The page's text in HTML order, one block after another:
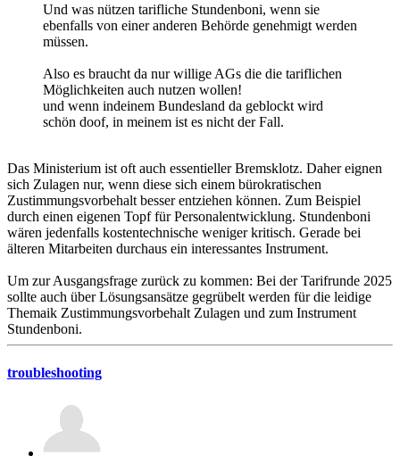
Und was nützen tarifliche Stundenboni, wenn sie
ebenfalls von einer anderen Behörde genehmigt werden
müssen.
Also es braucht da nur willige AGs die die tariflichen
Möglichkeiten auch nutzen wollen!
und wenn indeinem Bundesland da geblockt wird
schön doof, in meinem ist es nicht der Fall.
Das Ministerium ist oft auch essentieller Bremsklotz. Daher eignen
sich Zulagen nur, wenn diese sich einem bürokratischen
Zustimmungsvorbehalt besser entziehen können. Zum Beispiel
durch einen eigenen Topf für Personalentwicklung. Stundenboni
wären jedenfalls kostentechnische weniger kritisch. Gerade bei
älteren Mitarbeiten durchaus ein interessantes Instrument.
Um zur Ausgangsfrage zurück zu kommen: Bei der Tarifrunde 2025
sollte auch über Lösungsansätze gegrübelt werden für die leidige
Themaik Zustimmungsvorbehalt Zulagen und zum Instrument
Stundenboni.
troubleshooting